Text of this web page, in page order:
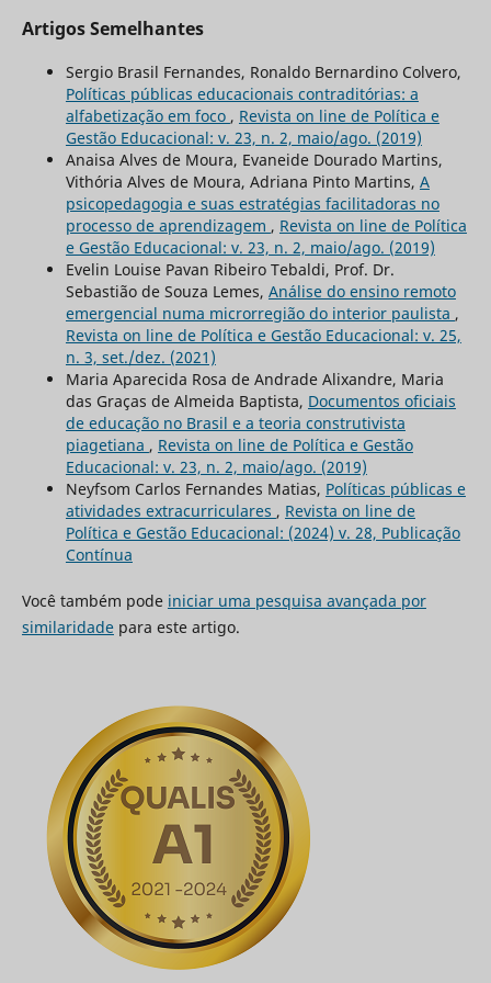
Artigos Semelhantes
Sergio Brasil Fernandes, Ronaldo Bernardino Colvero,
Políticas públicas educacionais contraditórias: a
alfabetização em foco , Revista on line de Política e
Gestão Educacional: v. 23, n. 2, maio/ago. (2019)
Anaisa Alves de Moura, Evaneide Dourado Martins,
Vithória Alves de Moura, Adriana Pinto Martins, A
psicopedagogia e suas estratégias facilitadoras no
processo de aprendizagem , Revista on line de Política
e Gestão Educacional: v. 23, n. 2, maio/ago. (2019)
Evelin Louise Pavan Ribeiro Tebaldi, Prof. Dr.
Sebastião de Souza Lemes, Análise do ensino remoto
emergencial numa microrregião do interior paulista ,
Revista on line de Política e Gestão Educacional: v. 25,
n. 3, set./dez. (2021)
Maria Aparecida Rosa de Andrade Alixandre, Maria
das Graças de Almeida Baptista, Documentos oficiais
de educação no Brasil e a teoria construtivista
piagetiana , Revista on line de Política e Gestão
Educacional: v. 23, n. 2, maio/ago. (2019)
Neyfsom Carlos Fernandes Matias, Políticas públicas e
atividades extracurriculares , Revista on line de
Política e Gestão Educacional: (2024) v. 28, Publicação
Contínua
Você também pode iniciar uma pesquisa avançada por
similaridadepara este artigo.